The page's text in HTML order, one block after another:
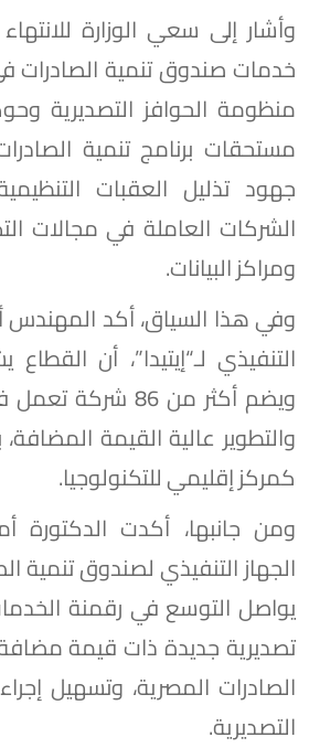
وأشار إلى سعي الوزارة
خدمات صندوق تنمية الصادرات
منظومة الحوافز التصديرية
مستحقات برنامج تنمية
جهود تذليل العقبات
الشركات العاملة في مجالات
ومراكز البيانات.
وفي هذا السياق، أكد المهندس
التنفيذي لـ“إيتيدا”، أن
ويضم أكثر من 86
والتطوير عالية القيمة
كمركز إقليمي للتكنولوجيا.
ومن جانبها، أكدت الدكتورة
الجهاز التنفيذي لصندوق تنمية
يواصل التوسع في رقمنة
تصديرية جديدة ذات قيمة
الصادرات المصرية، وتسهيل
التصديرية.